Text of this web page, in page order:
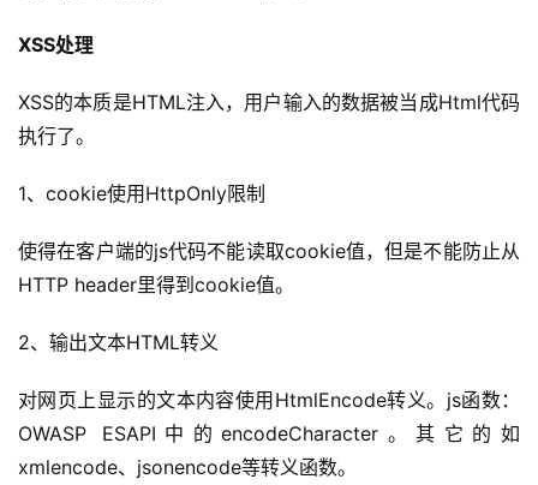
XSS处理
XSS的本质是HTML注入，用户输入的数据被当成Html代码
执行了。
1、cookie使用HttpOnly限制
使得在客户端的js代码不能读取cookie值，但是不能防止从
HTTP header里得到cookie值。
2、输出文本HTML转义
对网页上显示的文本内容使用HtmlEncode转义。js函数：
OWASP ESAPI中的encodeCharacter。其它的如
xmlencode、jsonencode等转义函数。